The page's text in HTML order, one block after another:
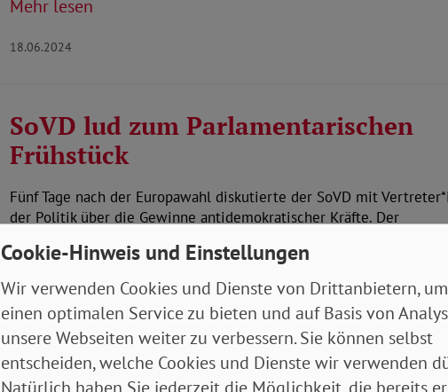
Mehr lesen
18.06.2024
SoVD lud zum Parlamentarischen
Frühstück
Fünf Tage nach der Europawahl diskutierte der SoVD mit
der Politik über die Gewinne antidemokratischer Kräfte. Der
Mehr lesen
14.06.2024
Neuer Streit ums Rentenpaket II
Cookie-Hinweis und Einstellungen
Wir verwenden Cookies und Dienste von Drittanbietern,
einen optimalen Service zu bieten und auf Basis von
unsere Webseiten weiter zu verbessern. Sie können selbst
entscheiden, welche Cookies und Dienste wir verwenden
Natürlich haben Sie jederzeit die Möglichkeit, die bereits